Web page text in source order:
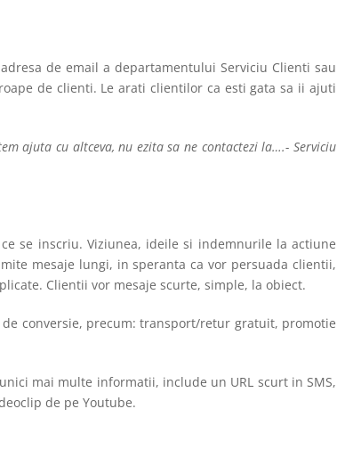
de email a departamentului Serviciu Clienti sau
de clienti. Le arati clientilor ca esti gata sa ii ajuti
ajuta cu altceva, nu ezita sa ne contactezi la….- Serviciu
se inscriu. Viziunea, ideile si indemnurile la actiune
mesaje lungi, in speranta ca vor persuada clientii,
Clientii vor mesaje scurte, simple, la obiect.
conversie, precum: transport/retur gratuit, promotie
mai multe informatii, include un URL scurt in SMS,
de pe Youtube.